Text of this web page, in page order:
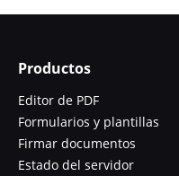
Productos
Editor de PDF
Formularios y plantillas
Firmar documentos
Estado del servidor